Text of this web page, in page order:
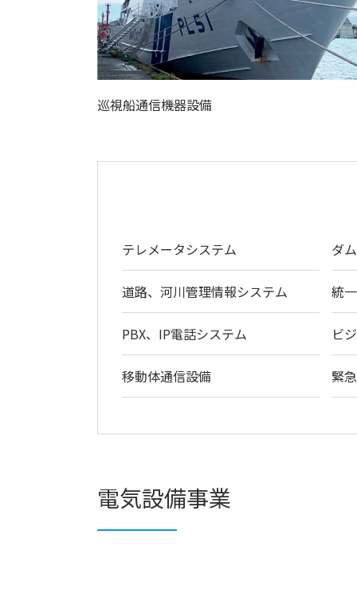
巡視船通信機器設備
テレメータシステム ダ
道路、河川管理情報システム 統
PBX、IP電話システム ビ
移動体通信設備 緊
電気設備事業